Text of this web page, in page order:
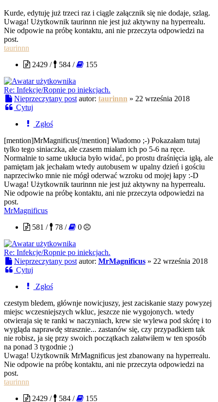
Kurde, edytuję już trzeci raz i ciągle załącznik się nie dodaje, szlag.
Uwaga! Użytkownik taurinnn nie jest już aktywny na hyperrealu.
Nie odpowie na próbę kontaktu, ani nie przeczyta odpowiedzi na
post.
taurinnn
2429 /
584 / 155
Re: Infekcje/Ropnie po iniekcjach.
Nieprzeczytany post autor: taurinnn » 22 września 2018
Cytuj
Zgłoś
[mention]MrMagnificus[/mention] Wiadomo ;-) Pokazałam tutaj
tylko tego siniaczka, ale czasem miałam ich po 5-6 na ręce.
Normalnie to same ukłucia było widać, po prostu draśnięcia igłą, ale
pamiętam jak jechałam wtedy autobusem w upalny dzień i gościu
naprzeciwko mnie nie mógł oderwać wzroku od mojej łapy :-D
Uwaga! Użytkownik taurinnn nie jest już aktywny na hyperrealu.
Nie odpowie na próbę kontaktu, ani nie przeczyta odpowiedzi na
post.
MrMagnificus
581 /
78 / 0
Re: Infekcje/Ropnie po iniekcjach.
Nieprzeczytany post autor: MrMagnificus» 22 września 2018
Cytuj
Zgłoś
czestym bledem, głównje nowicjuszy, jest zaciskanie stazy powyzej
miejsc wczesniejszych wkluc, jeszcze nie wygojonych. wtedy
otwieraja się te ranki w naczyniach, krew sie wylewa pod skórę i to
wygląda naprawdę strasznie... zastanów się, czy przypadkiem tak
nie robisz, ja się przy swoich początkach załatwiłem w ten sposób
na ponad 3 tygodnie ;)
Uwaga! Użytkownik MrMagnificus jest zbanowany na hyperrealu.
Nie odpowie na próbę kontaktu, ani nie przeczyta odpowiedzi na
post.
taurinnn
2429 /
584 / 155